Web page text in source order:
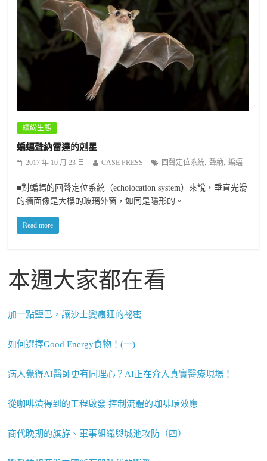
繽紛生態
蝙蝠聲納雷達的剋星
2017 年 10 月 23 日 CASE PRESS 回聲定位系統,聲納, 蝙蝠
■對蝙蝠的回聲定位系統（echolocation system）來說，垂直光滑
的牆面像是大樓的玻璃外窗，如同是隱形的。
Read more
本週大家都在看
加一點鹽巴，讓沙士變瘋狂的祕密
如何選擇Good Energy食物！(一)
病人覺得AI醫師更有同理心？AI正在介入真實醫療現場！
從咖啡漬得到的工程啟發 控制流體的咖啡環效應
商代晚期的旗斿、軍事組織與城池攻防（四）